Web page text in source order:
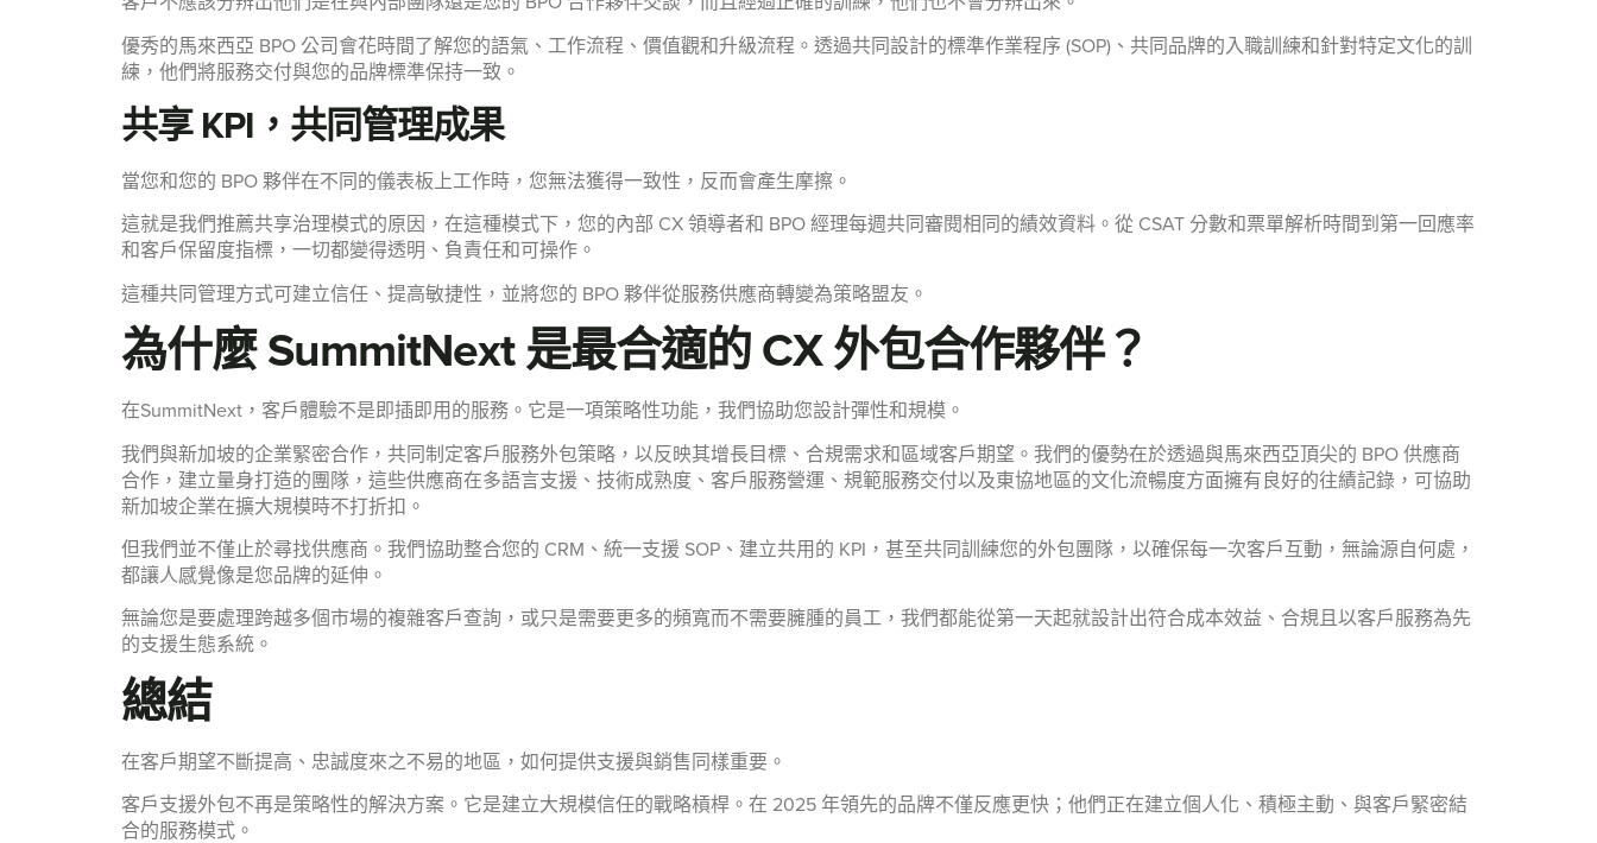
優秀的馬來西亞 BPO 公司會花時間了解您的語氣、工作流程、價值觀和升級流程。透過共同設計的標準作業程序 (SOP)、共同品牌的入職訓練和針對特定文化的訓
練，他們將服務交付與您的品牌標準保持一致。
共享 KPI，共同管理成果
當您和您的 BPO 夥伴在不同的儀表板上工作時，您無法獲得一致性，反而會產生摩擦。
這就是我們推薦共享治理模式的原因，在這種模式下，您的內部 CX 領導者和 BPO 經理每週共同審閱相同的績效資料。從 CSAT 分數和票單解析時間到第一回應率
和客戶保留度指標，一切都變得透明、負責任和可操作。
這種共同管理方式可建立信任、提高敏捷性，並將您的 BPO 夥伴從服務供應商轉變為策略盟友。
為什麼 SummitNext 是最合適的 CX 外包合作夥伴？
在SummitNext，客戶體驗不是即插即用的服務。它是一項策略性功能，我們協助您設計彈性和規模。
我們與新加坡的企業緊密合作，共同制定客戶服務外包策略，以反映其增長目標、合規需求和區域客戶期望。我們的優勢在於透過與馬來西亞頂尖的 BPO 供應商
合作，建立量身打造的團隊，這些供應商在多語言支援、技術成熟度、客戶服務營運、規範服務交付以及東協地區的文化流暢度方面擁有良好的往績記錄，可協助
新加坡企業在擴大規模時不打折扣。
但我們並不僅止於尋找供應商。我們協助整合您的 CRM、統一支援 SOP、建立共用的 KPI，甚至共同訓練您的外包團隊，以確保每一次客戶互動，無論源自何處，
都讓人感覺像是您品牌的延伸。
無論您是要處理跨越多個市場的複雜客戶查詢，或只是需要更多的頻寬而不需要臃腫的員工，我們都能從第一天起就設計出符合成本效益、合規且以客戶服務為先
的支援生態系統。
總結
在客戶期望不斷提高、忠誠度來之不易的地區，如何提供支援與銷售同樣重要。
客戶支援外包不再是策略性的解決方案。它是建立大規模信任的戰略槓桿。在 2025 年領先的品牌不僅反應更快；他們正在建立個人化、積極主動、與客戶緊密結
合的服務模式。